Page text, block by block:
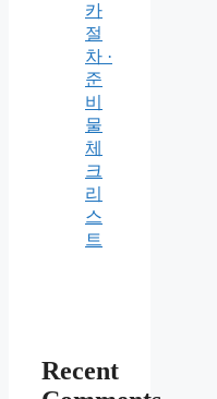
카
절
차 ·
준
비
물
체
크
리
스
트
Recent